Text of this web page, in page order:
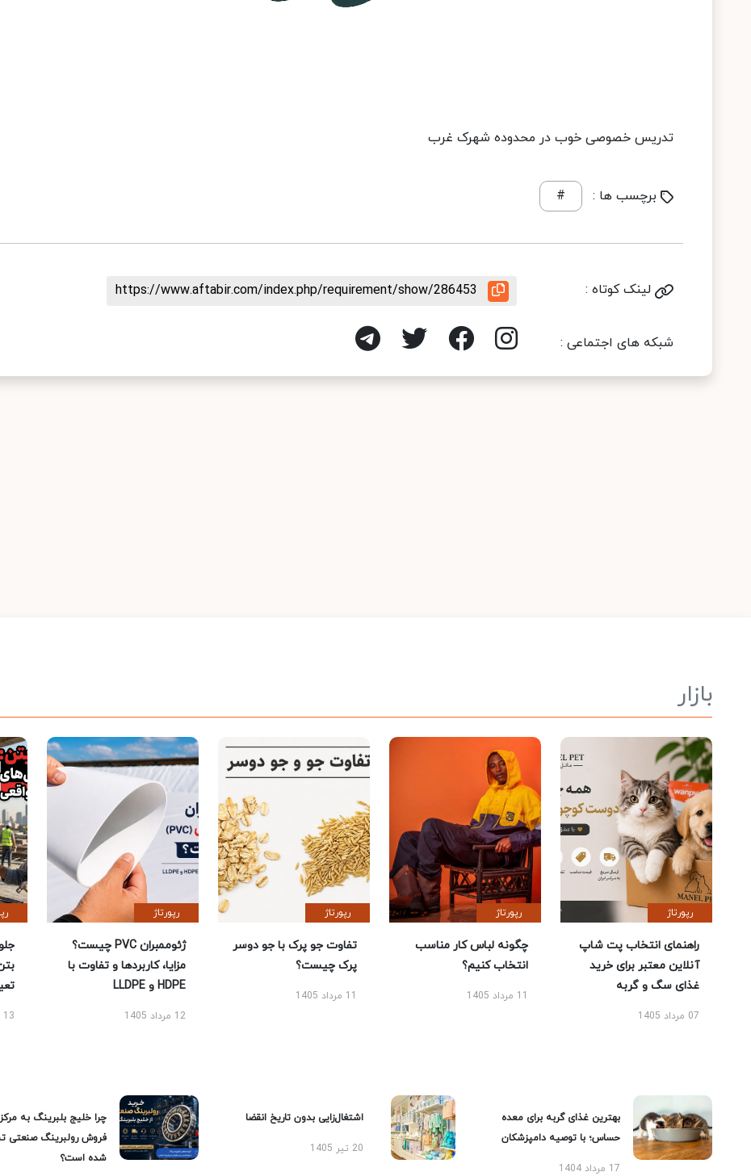
تدریس خصوصی خوب در محدوده شهرک غرب
برچسب ها : #
لینک کوتاه : https://www.aftabir.com/index.php/requirement/show/286453
شبکه های اجتماعی :
بازار
رپورتاژ
راهنمای انتخاب پت شاپ
آنلاین معتبر برای خرید
غذای سگ و گربه
07 مرداد 1405
رپورتاژ
چگونه لباس کار مناسب
انتخاب کنیم؟
11 مرداد 1405
رپورتاژ
تفاوت جو پرک با جو دوسر
پرک چیست؟
11 مرداد 1405
رپورتاژ
ژئوممبران PVC چیست؟
مزایا، کاربردها و تفاوت با
HDPE و LLDPE
12 مرداد 1405 13 مرداد 1405
بهترین غذای گربه برای معده
حساس؛ با توصیه دامپزشکان
17 مرداد 1404
اشتغال‌زایی بدون تاریخ انقضا
20 تیر 1405
چرا خلیج بلبرینگ به مرکز
فروش رولبرینگ صنعتی
شده است؟